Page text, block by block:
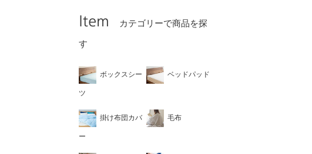
Item
カテゴリーで商品を探
す
ボックスシー
ツ
ベッドパッド
掛け布団カバ
ー
毛布